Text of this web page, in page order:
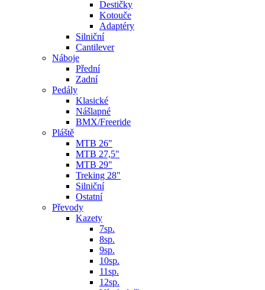
Destičky
Kotouče
Adaptéry
Silniční
Cantilever
Náboje
Přední
Zadní
Pedály
Klasické
Nášlapné
BMX/Freeride
Pláště
MTB 26"
MTB 27,5"
MTB 29"
Treking 28"
Silniční
Ostatní
Převody
Kazety
7sp.
8sp.
9sp.
10sp.
11sp.
12sp.